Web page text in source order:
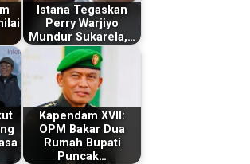
Istana Tegaskan
Perry Warjiyo
Mundur Sukarela,…
Kapendam XVII:
OPM Bakar Dua
Rumah Bupati
Puncak…